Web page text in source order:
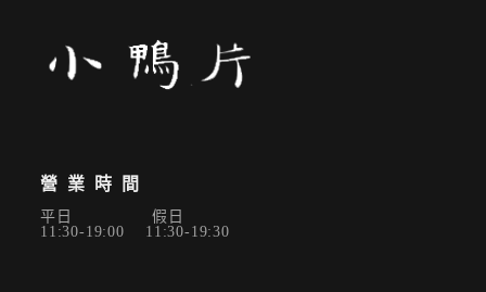
營業時間
平日 假日
11:30-19:00 11:30-19:30